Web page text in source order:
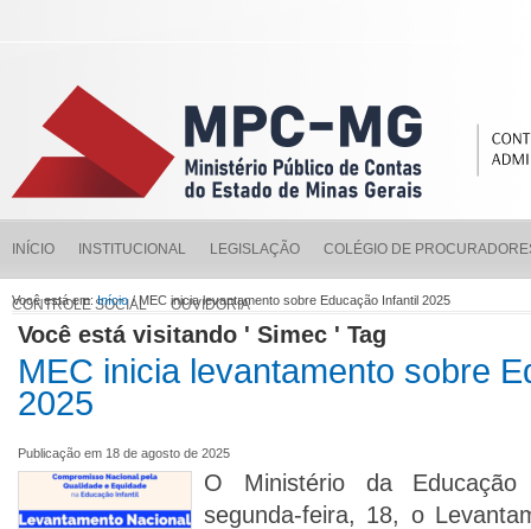
INÍCIO INSTITUCIONAL LEGISLAÇÃO COLÉGIO DE
CONTROLE SOCIAL OUVIDORIA
Você está em:Início/ MEC inicia levantamento sobre Educação Infantil 2025
Você está visitando ' Simec ' Tag
MEC inicia levantamento sobre
2025
Publicação em 18 de agosto de 2025
O Ministério da
segunda-feira, 18, o